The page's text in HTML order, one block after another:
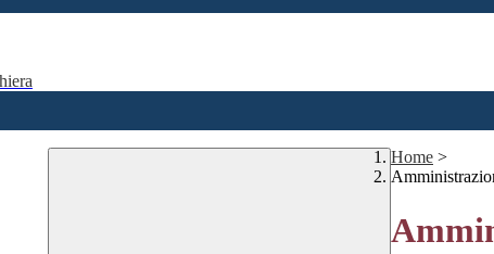
Home >